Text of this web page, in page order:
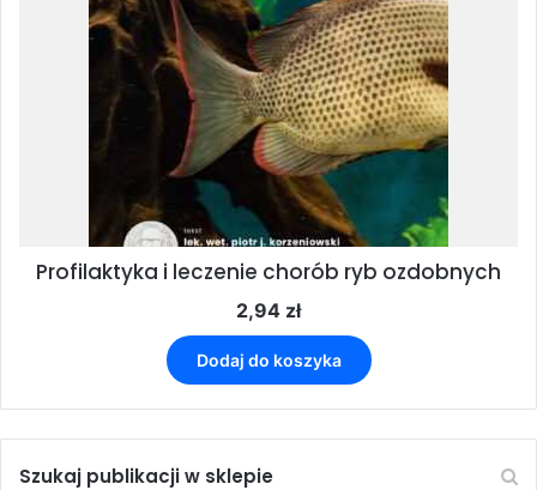
Profilaktyka i leczenie chorób ryb ozdobnych
2,94 zł
Dodaj do koszyka
Szukaj publikacji w sklepie